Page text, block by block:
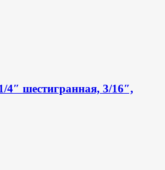
4″ шестигранная, 3/16″,